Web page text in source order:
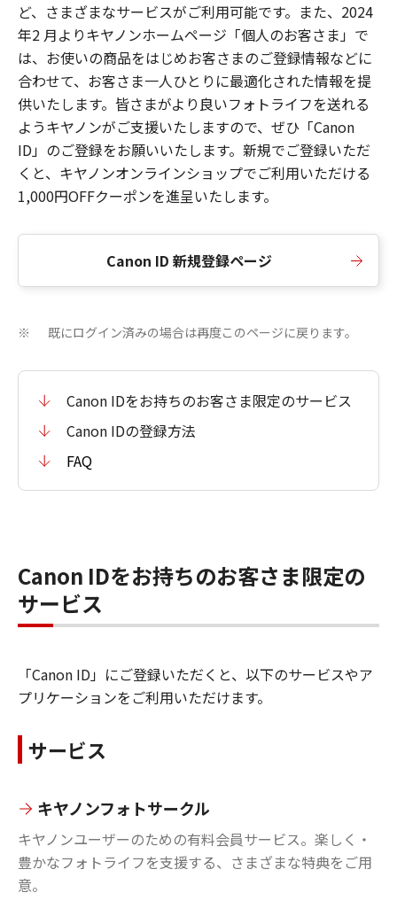
ど、さまざまなサービスがご利用可能です。また、2024
年2 月よりキヤノンホームページ「個人のお客さま」で
は、お使いの商品をはじめお客さまのご登録情報などに
合わせて、お客さま一人ひとりに最適化された情報を提
供いたします。皆さまがより良いフォトライフを送れる
ようキヤノンがご支援いたしますので、ぜひ「Canon
ID」のご登録をお願いいたします。新規でご登録いただ
くと、キヤノンオンラインショップでご利用いただける
1,000円OFFクーポンを進呈いたします。
Canon ID 新規登録ページ
※ 既にログイン済みの場合は再度このページに戻ります。
Canon IDをお持ちのお客さま限定のサービス
Canon IDの登録方法
FAQ
Canon IDをお持ちのお客さま限定の
サービス
「Canon ID」にご登録いただくと、以下のサービスやア
プリケーションをご利用いただけます。
サービス
キヤノンフォトサークル
キヤノンユーザーのための有料会員サービス。楽しく・
豊かなフォトライフを支援する、さまざまな特典をご用
意。